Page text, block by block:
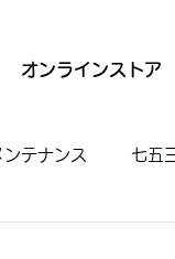
オンラインストア
ンテナンス 七五